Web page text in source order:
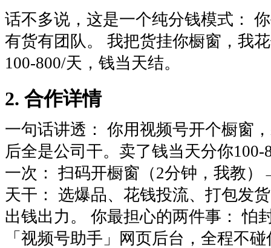
话不多说，这是一个纯分钱模式：
有货有团队。 我把货挂你橱窗，我
100-800/天，钱当天结。
2. 合作详情
一句话讲透： 你用视频号开个橱窗
后全是公司干。卖了钱当天分你
一次： 扫码开橱窗（2分钟，我教
天干： 选爆品、花钱投流、打包发
出钱出力。 你最担心的两件事： 怕
「视频号助手」网页后台，全程不